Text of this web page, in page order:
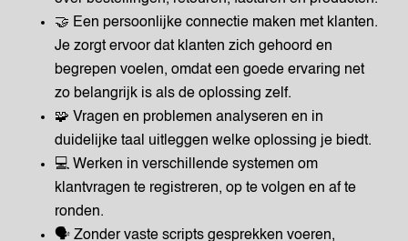
🤝 Een persoonlijke connectie maken met klanten.
Je zorgt ervoor dat klanten zich gehoord en
begrepen voelen, omdat een goede ervaring net
zo belangrijk is als de oplossing zelf.
🧩 Vragen en problemen analyseren en in
duidelijke taal uitleggen welke oplossing je biedt.
💻 Werken in verschillende systemen om
klantvragen te registreren, op te volgen en af te
ronden.
🗣️ Zonder vaste scripts gesprekken voeren,